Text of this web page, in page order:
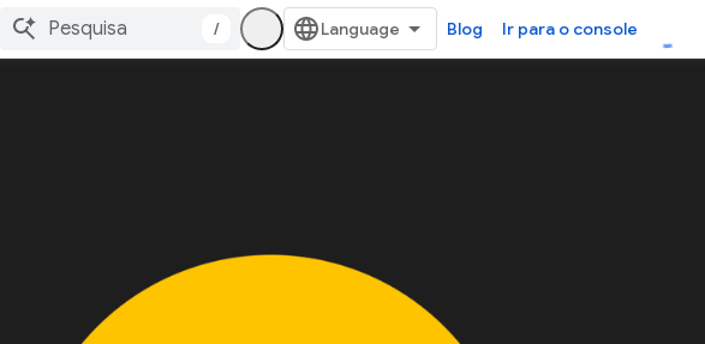
/ Blog Ir para o console